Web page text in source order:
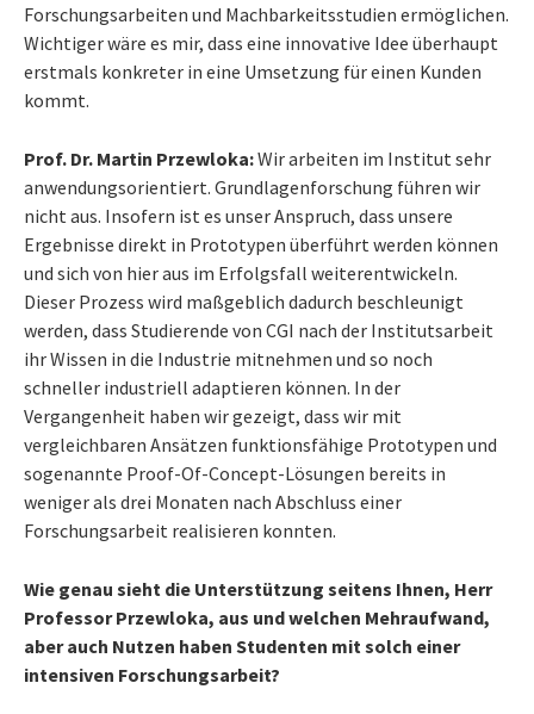
Forschungsarbeiten und Machbarkeitsstudien ermöglichen.
Wichtiger wäre es mir, dass eine innovative Idee überhaupt
erstmals konkreter in eine Umsetzung für einen Kunden
kommt.
Prof. Dr. Martin Przewloka:Wir arbeiten im Institut sehr
anwendungsorientiert. Grundlagenforschung führen wir
nicht aus. Insofern ist es unser Anspruch, dass unsere
Ergebnisse direkt in Prototypen überführt werden können
und sich von hier aus im Erfolgsfall weiterentwickeln.
Dieser Prozess wird maßgeblich dadurch beschleunigt
werden, dass Studierende von CGI nach der Institutsarbeit
ihr Wissen in die Industrie mitnehmen und so noch
schneller industriell adaptieren können. In der
Vergangenheit haben wir gezeigt, dass wir mit
vergleichbaren Ansätzen funktionsfähige Prototypen und
sogenannte Proof-Of-Concept-Lösungen bereits in
weniger als drei Monaten nach Abschluss einer
Forschungsarbeit realisieren konnten.
Wie genau sieht die Unterstützung seitens Ihnen, Herr
Professor Przewloka, aus und welchen Mehraufwand,
aber auch Nutzen haben Studenten mit solch einer
intensiven Forschungsarbeit?